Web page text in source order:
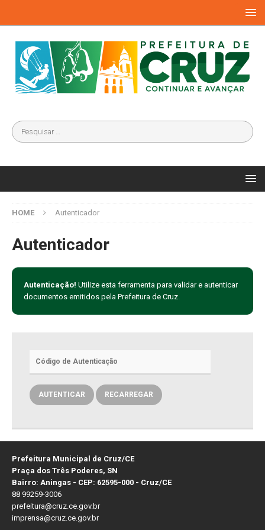
HOME Autenticador
Autenticador
Autenticação! Utilize esta ferramenta para validar e autenticar
documentos emitidos pela Prefeitura de Cruz.
AUTENTICAR RECARREGAR
Prefeitura Municipal de Cruz/CE
Praça dos Três Poderes, SN
Bairro: Aningas - CEP: 62595-000 - Cruz/CE
88 99259-3006
prefeitura@cruz.ce.gov.br
imprensa@cruz.ce.gov.br